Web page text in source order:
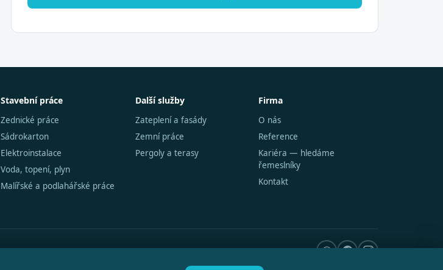
Stavební práce
Zednické práce
Sádrokarton
Elektroinstalace
Voda, topení, plyn
Malířské a podlahářské práce
Další služby
Zateplení a fasády
Zemní práce
Pergoly a terasy
Firma
O nás
Reference
Kariéra — hledáme
řemeslníky
Kontakt